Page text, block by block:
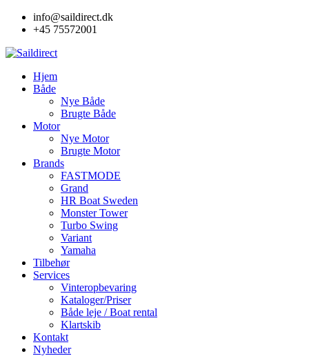
Skip
info@saildirect.dk
+45 75572001
Hjem
Både
Nye Både
Brugte Både
Motor
Nye Motor
Brugte Motor
Brands
FASTMODE
Grand
HR Boat Sweden
Monster Tower
Turbo Swing
Variant
Yamaha
Tilbehør
Services
Vinteropbevaring
Kataloger/Priser
Både leje / Boat rental
Klartskib
Kontakt
Nyheder